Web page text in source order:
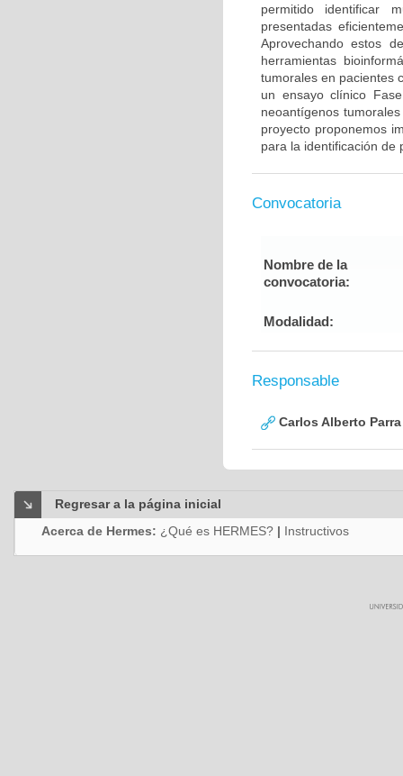
permitido identificar
presentadas
Aprovechando estos
herramientas
tumorales en pacientes
un ensayo clínico
neoantígenos
proyecto proponemos
para la identificación de
Convocatoria
Nombre de la
convocatoria:
Modalidad:
Responsable
Carlos Alberto
Regresar a la página inicial
Acerca de Hermes: ¿Qué es HERMES? | Instructivos